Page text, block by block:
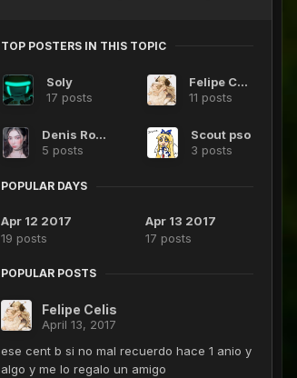
TOP POSTERS IN THIS TOPIC
Soly
17 posts
Felipe Celis
11 posts
Denis Roman
5 posts
Scout pso
3 posts
POPULAR DAYS
Apr 12 2017
19 posts
Apr 13 2017
17 posts
POPULAR POSTS
Felipe Celis
April 13, 2017
ese cent b si no mal recuerdo hace 1 anio y
algo y me lo regalo un amigo